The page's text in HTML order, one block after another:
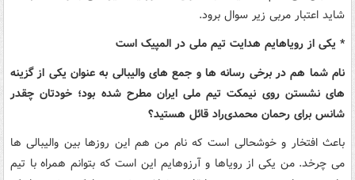
شاید اعتبار مربی زیر سوال برود.
* یکی از رویاهایم هدایت تیم ملی در المپیک است
نام شما هم در برخی رسانه ها و جمع های والیبالی به عنوان یکی از گزینه
های نشستن روی نیمکت تیم ملی ایران مطرح شده بود؛ خودتان چقدر
شانس برای رحمان محمدی‌راد قائل هستید؟
باعث افتخار و خوشحالی است که نام من هم این روزها بین والیبالی ها
می چرخد. من یکی از رویاها و آرزوهایم این است که بتوانم همراه با تیم